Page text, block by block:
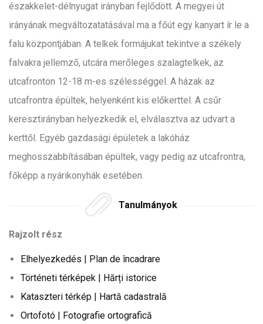
északkelet-délnyugat irányban fejlődött. A megyei út
irányának megváltozatatásával ma a főút egy kanyart ír le a
falu központjában. A telkek formájukat tekintve a székely
falvakra jellemző, utcára merőleges szalagtelkek, az
utcafronton 12-18 m-es szélességgel. A házak az
utcafrontra épültek, helyenként kis előkerttel. A csűr
keresztirányban helyezkedik el, elválasztva az udvart a
kerttől. Egyéb gazdasági épületek a lakóház
meghosszabbításában épültek, vagy pedig az utcafrontra,
főképp a nyárikonyhák esetében.
Tanulmányok
Rajzolt rész
Elhelyezkedés | Plan de încadrare
Történeti térképek | Hărți istorice
Kataszteri térkép | Hartă cadastrală
Ortofotó | Fotografie ortografică